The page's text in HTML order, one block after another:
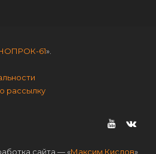
61».
рассылку
сайта — «Максим Кислов»